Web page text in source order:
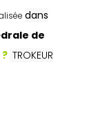
dans
de
TROKEUR